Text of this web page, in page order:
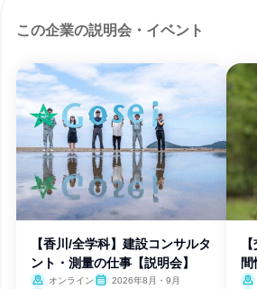
この企業の説明会・イベント
【香川/全学科】建設コンサルタ
ント・測量の仕事【説明会】
オンライン
2026年8月・9月